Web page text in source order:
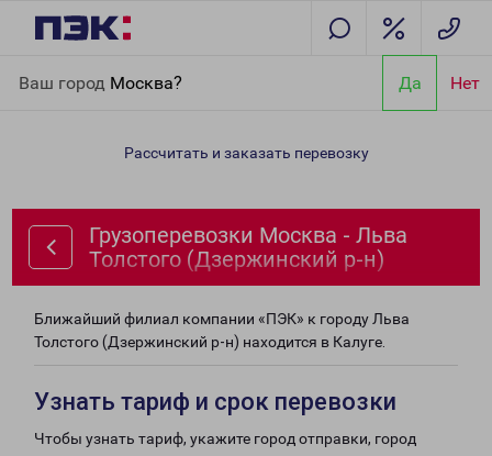
Ваш город Москва? Да Нет
Толстого (Дзержинский р-н)
Рассчитать и заказать перевозку
Грузоперевозки Москва - Льва
Толстого (Дзержинский р-н)
Ближайший филиал компании «ПЭК» к городу Льва
Толстого (Дзержинский р-н) находится в Калуге.
Узнать тариф и срок перевозки
Чтобы узнать тариф, укажите город отправки, город